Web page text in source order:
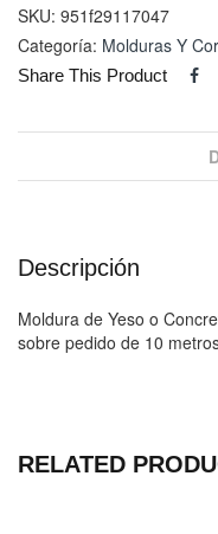
cantidad
SKU: 951f29117047
Categoría: Molduras Y
Share This Product
Descripción
Moldura de Yeso o
sobre pedido de 10
RELATED